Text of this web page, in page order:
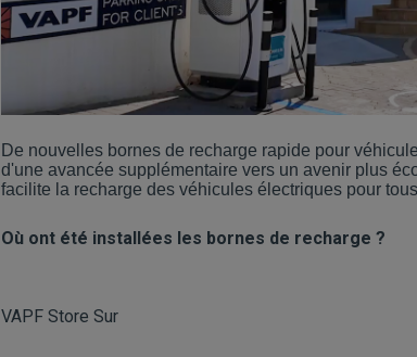
De nouvelles bornes de recharge rapide pour
d'une avancée supplémentaire vers un avenir plus
facilite la recharge des véhicules électriques pour
Où ont été installées les bornes de recharge ?
VAPF Store Sur